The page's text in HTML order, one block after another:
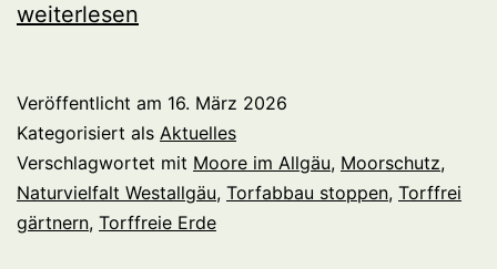
weiterlesen
Veröffentlicht am 16. März 2026
Kategorisiert als Aktuelles
Verschlagwortet mit Moore im Allgäu, Moorschutz,
Naturvielfalt Westallgäu, Torfabbau stoppen, Torffrei
gärtnern, Torffreie Erde